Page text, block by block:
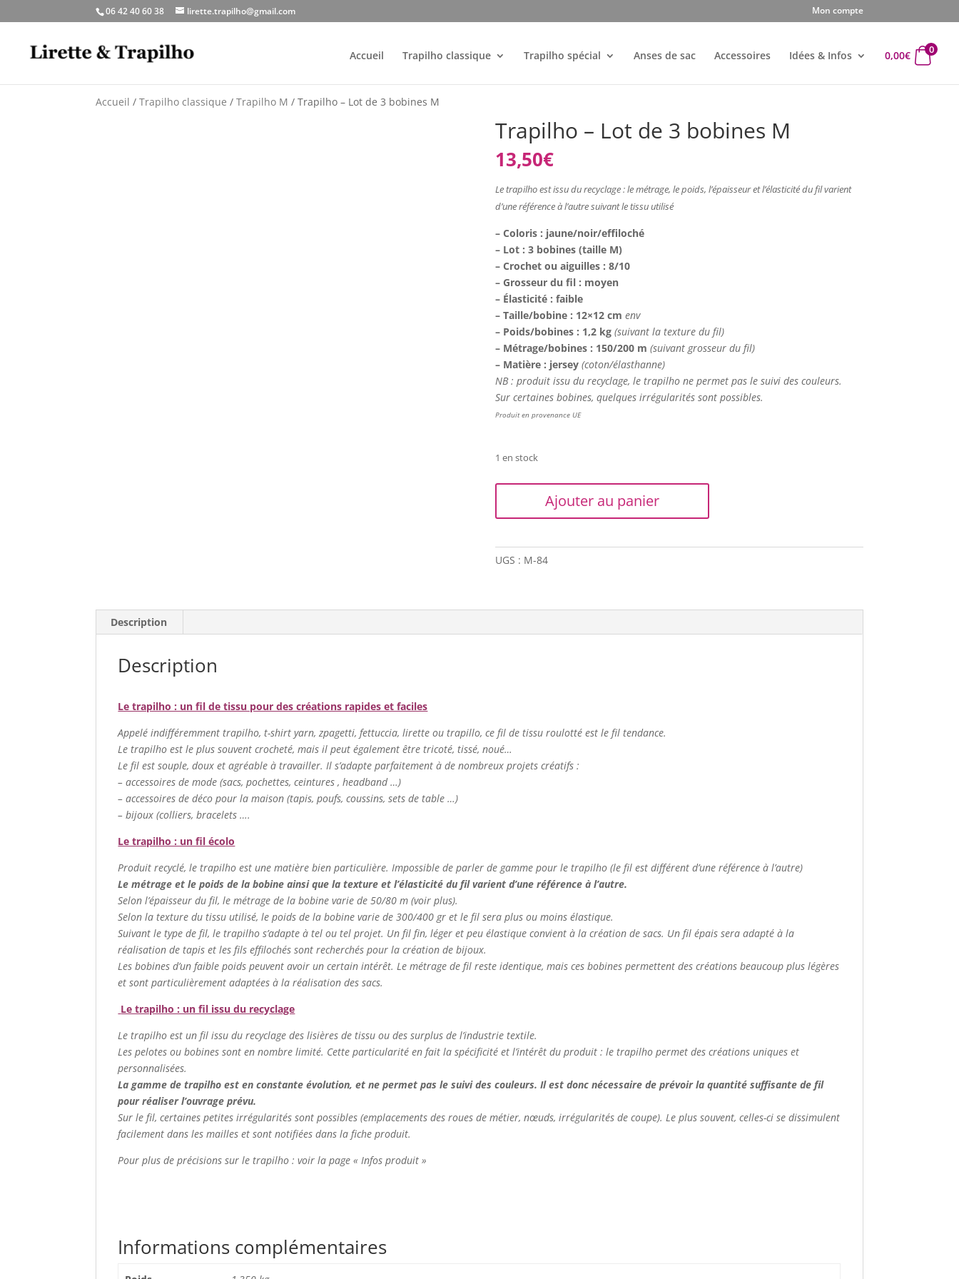
06 42 40 60 38 lirette.trapilho@gmail.com Mon compte
Accueil Trapilho classique Trapilho spécial Anses de sac Accessoires Idées & Infos 0,00€ 0
Accueil /Trapilho classique /Trapilho M / Trapilho – Lot de 3 bobines M
Trapilho – Lot de 3 bobines M
13,50€
Le trapilho est issu du recyclage : le métrage, le poids, l’épaisseur et l’élasticité du fil varient
d’une référence à l’autre suivant le tissu utilisé
– Coloris : jaune/noir/effiloché
– Lot : 3 bobines (taille M)
– Crochet ou aiguilles : 8/10
– Grosseur du fil : moyen
– Élasticité : faible
– Taille/bobine : 12×12 cm env
– Poids/bobines : 1,2 kg (suivant la texture du fil)
– Métrage/bobines : 150/200 m (suivant grosseur du fil)
– Matière : jersey (coton/élasthanne)
NB : produit issu du recyclage, le trapilho ne permet pas le suivi des couleurs.
Sur certaines bobines, quelques irrégularités sont possibles.
Produit en provenance UE
1 en stock
Trapilho
Lot
Ajouter au panier
UGS : M-84
Description
Description
Le trapilho : un fil de tissu pour des créations rapides et faciles
Appelé indifféremment trapilho, t-shirt yarn, zpagetti, fettuccia, lirette ou trapillo, ce fil de tissu roulotté est le fil tendance.
Le trapilho est le plus souvent crocheté, mais il peut également être tricoté, tissé, noué…
Le fil est souple, doux et agréable à travailler. Il s’adapte parfaitement à de nombreux projets créatifs :
– accessoires de mode (sacs, pochettes, ceintures , headband …)
– accessoires de déco pour la maison (tapis, poufs, coussins, sets de table …)
– bijoux (colliers, bracelets ….
Le trapilho : un fil écolo
Produit recyclé, le trapilho est une matière bien particulière. Impossible de parler de gamme pour le trapilho (le fil est différent d’une référence à l’autre)
Le métrage et le poids de la bobine ainsi que la texture et l’élasticité du fil varient d’une référence à l’autre.
Selon l’épaisseur du fil, le métrage de la bobine varie de 50/80 m (voir plus).
Selon la texture du tissu utilisé, le poids de la bobine varie de 300/400 gr et le fil sera plus ou moins élastique.
Suivant le type de fil, le trapilho s’adapte à tel ou tel projet. Un fil fin, léger et peu élastique convient à la création de sacs. Un fil épais sera adapté à la
réalisation de tapis et les fils effilochés sont recherchés pour la création de bijoux.
Les bobines d’un faible poids peuvent avoir un certain intérêt. Le métrage de fil reste identique, mais ces bobines permettent des créations beaucoup plus légères
et sont particulièrement adaptées à la réalisation des sacs.
Le trapilho : un fil issu du recyclage
Le trapilho est un fil issu du recyclage des lisières de tissu ou des surplus de l’industrie textile.
Les pelotes ou bobines sont en nombre limité. Cette particularité en fait la spécificité et l’intérêt du produit : le trapilho permet des créations uniques et
personnalisées.
La gamme de trapilho est en constante évolution, et ne permet pas le suivi des couleurs. Il est donc nécessaire de prévoir la quantité suffisante de fil
pour réaliser l’ouvrage prévu.
Sur le fil, certaines petites irrégularités sont possibles (emplacements des roues de métier, nœuds, irrégularités de coupe). Le plus souvent, celles-ci se dissimulent
facilement dans les mailles et sont notifiées dans la fiche produit.
Pour plus de précisions sur le trapilho : voir la page « Infos produit »
Informations complémentaires